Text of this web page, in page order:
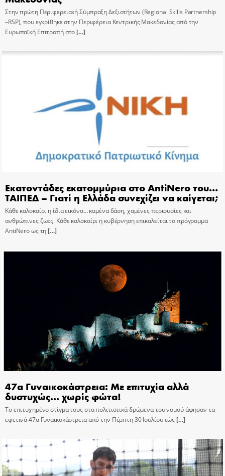
Στην πρώτη Περιφερειακή Σύμπραξη Δεξιοτήτων (Regional Skills Partnership
–RSP), που εγκρίθηκε στην Περιφέρεια Κεντρικής Μακεδονίας από την
Ευρωπαϊκή Επιτροπή στο[…]
Εκατοντάδες εκατομμύρια στο AntiNero του…
ΤΑΙΠΕΔ – Γιατί η Ελλάδα συνεχίζει να καίγεται;
Κάθε καλοκαίρι η ίδια εικόνα… καμένα δάση, χαμένες περιουσίες και
ανθρώπινες ζωές. Κάθε καλοκαίρι η κυβέρνηση επικαλείται το πρόγραμμα
AntiNero ως τη[…]
47α Γυναικοκάστρεια: Με επιτυχία αλλά
δυστυχώς… χωρίς φώτα!
Το επιτυχημένο στίγμα τους στα πολιτιστικά δρώμενα του νομού άφησαν τα
εφετινά 47α Γυναικοκάστρεια από την Πέμπτη 30 Ιουλίου εώς[…]